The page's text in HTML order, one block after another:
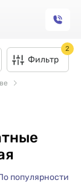
Фильтр
2
популярности